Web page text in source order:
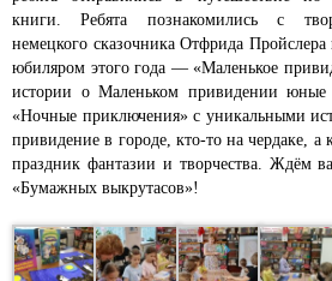
книги. Ребята познакомились с
немецкого сказочника Отфрида
юбиляром этого года — «Маленькое
истории о Маленьком привидении юные
«Ночные приключения» с уникальными
привидение в городе, кто-то на чердаке, а
праздник фантазии и творчества. Ждём
«Бумажных выкрутасов»!